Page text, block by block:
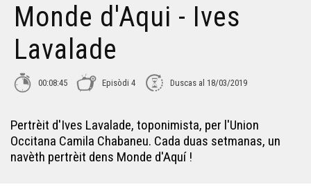
Lo Leberon - Collectatge #2
Lo bastit landés
Monde d'Aqui - Ives
Lavalade
00:08:45 Episòdi 4 Duscas al 18/03/2019
Pertrèit d'Ives Lavalade, toponimista, per l'Union
Occitana Camila Chabaneu. Cada duas setmanas, un
navèth pertrèit dens Monde d'Aquí !